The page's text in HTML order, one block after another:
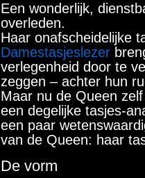
Een wonderlijk,
overleden.
Haar onafscheidelijke
Damestasjeslezer
verlegenheid door te
zeggen – achter hun
Maar nu de Queen
een degelijke tasjes-
een paar
van de Queen: haar
De vorm